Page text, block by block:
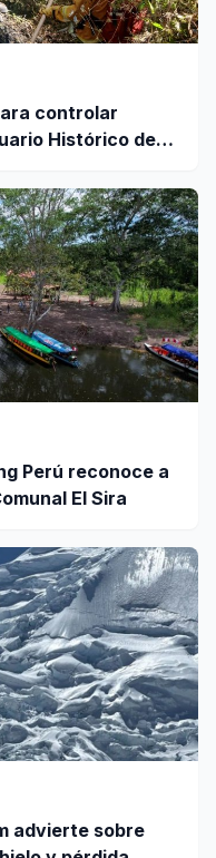
controlar
Histórico de
Perú reconoce a
El Sira
advierte sobre